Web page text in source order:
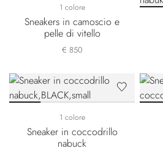
1 colore
Sneakers in camoscio e
pelle di vitello
€ 850
1 colore
Sneaker in coccodrillo
nabuck